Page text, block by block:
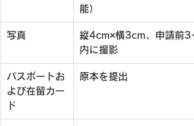
能）
写真
縦4cm×横3cm、申請前3
内に撮影
パスポートお
よび在留カー
ド
原本を提出